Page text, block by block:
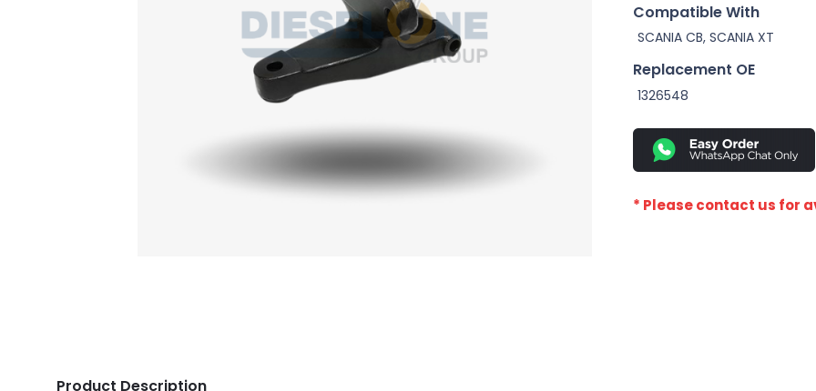
Compatible With
SCANIA CB, SCANIA XT
Replacement OE
1326548
* Please contact us for
Product Description